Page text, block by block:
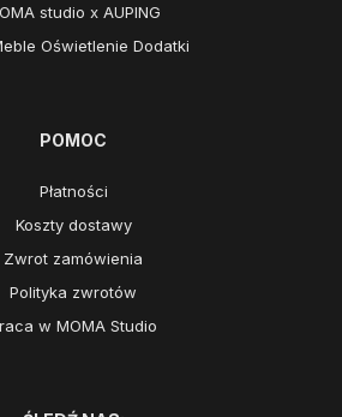
studio x AUPING
Oświetlenie Dodatki
POMOC
Płatności
Koszty dostawy
Zwrot zamówienia
Polityka zwrotów
w MOMA Studio